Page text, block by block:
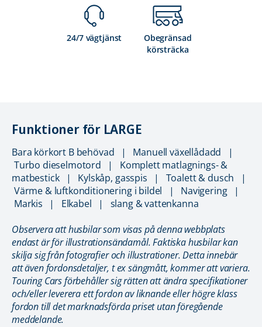
24/7 vägtjänst
Obegränsad
körsträcka
Funktioner för LARGE
Bara körkort B behövad | Manuell växellådadd |
Turbo dieselmotord | Komplett matlagnings- &
matbestick | Kylskåp, gasspis | Toalett & dusch |
Värme & luftkonditionering i bildel | Navigering |
Markis | Elkabel | slang & vattenkanna
Observera att husbilar som visas på denna webbplats
endast är för illustrationsändamål. Faktiska husbilar kan
skilja sig från fotografier och illustrationer. Detta innebär
att även fordonsdetaljer, t ex sängmått, kommer att variera.
Touring Cars förbehåller sig rätten att ändra specifikationer
och/eller leverera ett fordon av liknande eller högre klass
fordon till det marknadsförda priset utan föregående
meddelande.